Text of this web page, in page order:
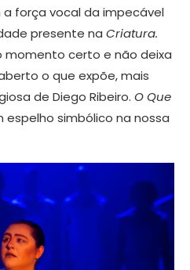
força vocal da impecável
presente na Criatura.
momento certo e não deixa
o que expõe, mais
de Diego Ribeiro. O Que
espelho simbólico na nossa